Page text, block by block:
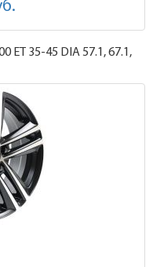
ET 35-45 DIA 57.1, 67.1,